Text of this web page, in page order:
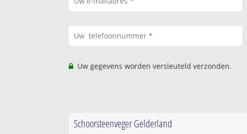
Uw gegevens worden versleuteld verzonden.
Schoorsteenveger Gelderland